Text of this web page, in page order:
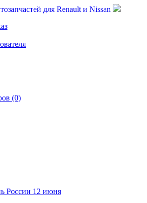
для Renault и Nissan
(0)
России 12 июня